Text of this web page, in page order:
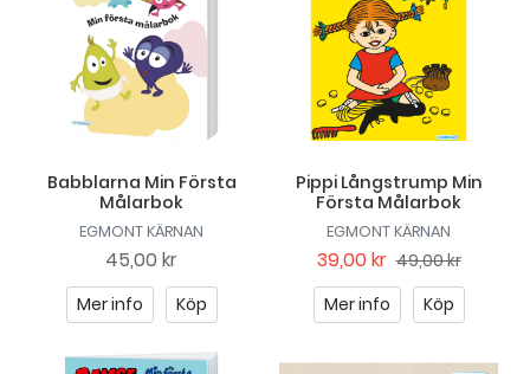
Babblarna Min Första
Målarbok
EGMONT KÄRNAN
45,00 kr
Mer info Köp
Pippi Långstrump Min
Första Målarbok
EGMONT KÄRNAN
39,00 kr 49,00 kr
Mer info
Köp